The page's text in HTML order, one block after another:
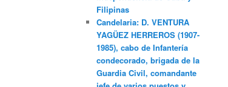
Filipinas
Candelaria: D. VENTURA
YAGÜEZ HERREROS (1907-
1985), cabo de Infantería
condecorado, brigada de la
Guardia Civil, comandante